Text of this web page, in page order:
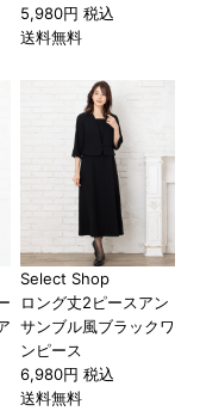
5,980円 税込
送料無料
Select Shop
ロング丈2ピースアン
サンブル風ブラックワ
ンピース
6,980円 税込
送料無料